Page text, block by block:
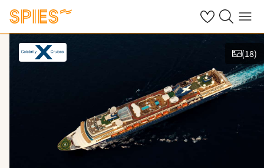
Se dine gemte
Søg påMenu
(18)